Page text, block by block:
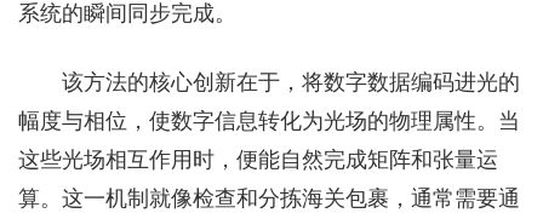
系统的瞬间同步完成。
该方法的核心创新在于，将数字数据编码进光的
幅度与相位，使数字信息转化为光场的物理属性。当
这些光场相互作用时，便能自然完成矩阵和张量运
算。这一机制就像检查和分拣海关包裹，通常需要通